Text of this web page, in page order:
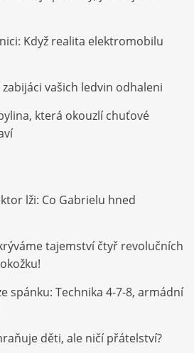
Když realita elektromobilu
vašich ledvin odhaleni
která okouzlí chuťové
lži: Co Gabrielu hned
tajemství čtyř revolučních
spánku: Technika 4-7-8, armádní
děti, ale ničí přátelství?